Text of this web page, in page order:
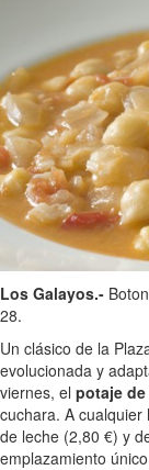
Los Galayos.-
28.
Un clásico de la
evolucionada y
viernes, el potaje
cuchara. A cualquier
de leche (2,80 €) y
emplazamiento